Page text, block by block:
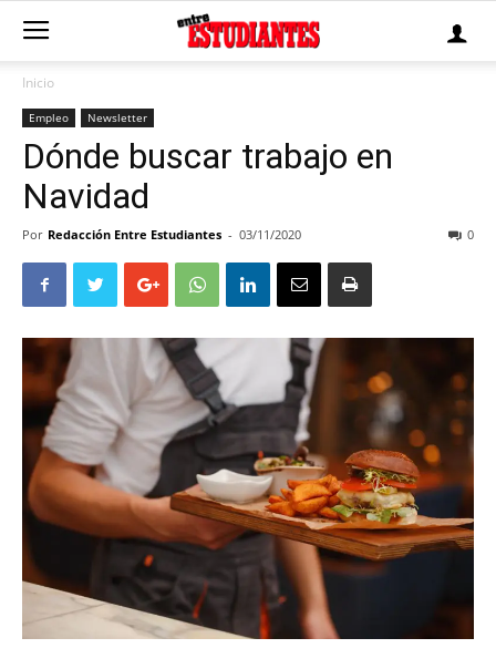
Inicio
Empleo Newsletter
Dónde buscar trabajo en
Navidad
Por Redacción Entre Estudiantes - 03/11/2020 0